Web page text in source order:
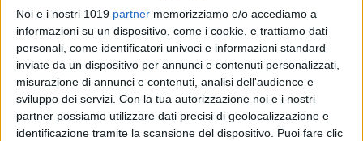
Noi e i nostri 1019 partner memorizziamo e/o accediamo a
informazioni su un dispositivo, come i cookie, e trattiamo dati
personali, come identificatori univoci e informazioni standard
inviate da un dispositivo per annunci e contenuti personalizzati,
misurazione di annunci e contenuti, analisi dell'audience e
sviluppo dei servizi. Con la tua autorizzazione noi e i nostri
partner possiamo utilizzare dati precisi di geolocalizzazione e
identificazione tramite la scansione del dispositivo. Puoi fare clic
spingersi sempre più in là nella sua
creatività, arrivando alla creazione di
un capolavoro senza precedenti.
Un’occasione unica per entrare nel
dietro le quinte de Il ragazzo e
l’airone, capolavoro del cinema